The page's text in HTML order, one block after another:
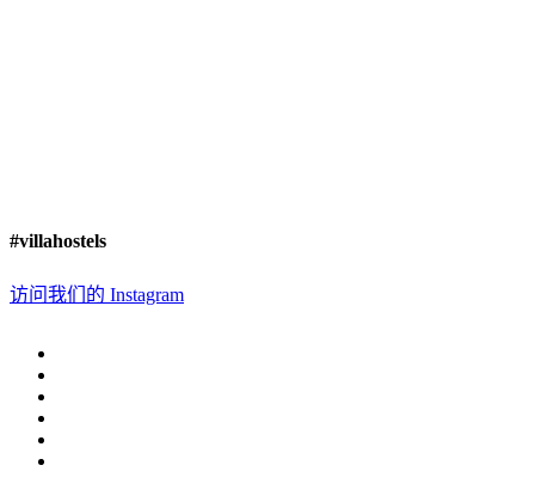
#villahostels
访问我们的 Instagram